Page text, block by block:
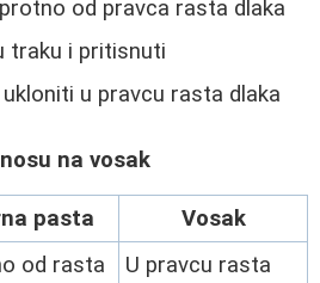
od pravca rasta dlaka
traku i pritisnuti
u pravcu rasta dlaka
na vosak
pasta Vosak
od rasta
U pravcu rasta